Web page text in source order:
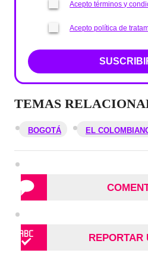
Acepto términos y
Acepto política de
TEMAS
BOGOTÁ EL
REPORTAR